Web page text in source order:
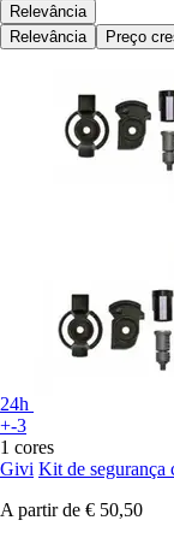
Relevância
Relevância
Preço
24h
+-3
1 cores
Givi Kit de segurança
A partir de € 50,50